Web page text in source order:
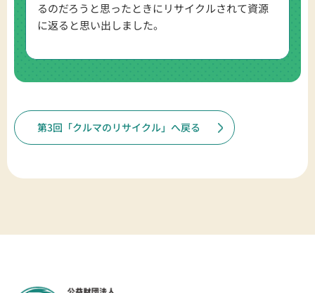
るのだろうと思ったときにリサイクルされて資源
に返ると思い出しました。
第3回「クルマのリサイクル」へ戻る